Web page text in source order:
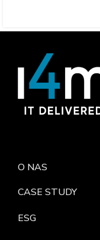
O NAS
CASE STUDY
ESG